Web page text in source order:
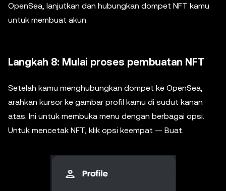
OpenSea, lanjutkan dan hubungkan dompet NFT kamu
untuk membuat akun.
Langkah 8: Mulai proses pembuatan NFT
Setelah kamu menghubungkan dompet ke OpenSea,
arahkan kursor ke gambar profil kamu di sudut kanan
atas. Ini untuk membuka menu dengan berbagai opsi.
Untuk mencetak NFT, klik opsi keempat — Buat.